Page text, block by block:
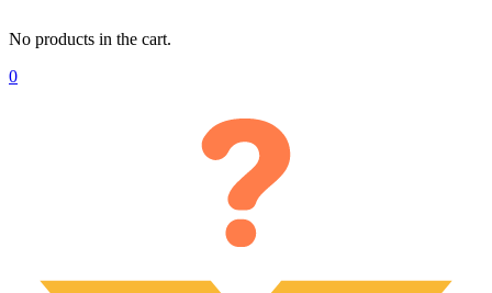
No products in the cart.
0